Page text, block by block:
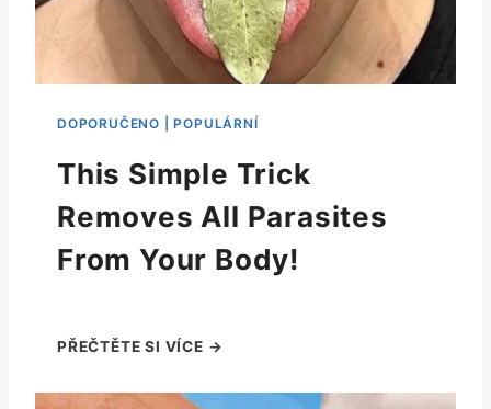
This Simple Trick
Removes All Parasites
From Your Body!